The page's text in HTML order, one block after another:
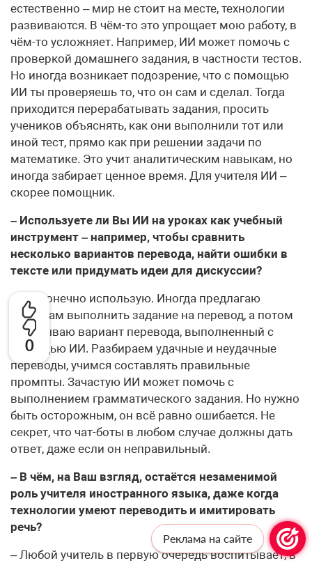
0
естественно – мир не стоит на месте, технологии
развиваются. В чём-то это упрощает мою работу, в
чём-то усложняет. Например, ИИ может помочь с
проверкой домашнего задания, в частности тестов.
Но иногда возникает подозрение, что с помощью
ИИ ты проверяешь то, что он сам и сделал. Тогда
приходится перерабатывать задания, просить
учеников объяснять, как они выполнили тот или
иной тест, прямо как при решении задачи по
математике. Это учит аналитическим навыкам, но
иногда забирает ценное время. Для учителя ИИ –
скорее помощник.
– Используете ли Вы ИИ на уроках как учебный
инструмент – например, чтобы сравнить
несколько вариантов перевода, найти ошибки в
тексте или придумать идеи для дискуссии?
– Да, конечно использую. Иногда предлагаю
ученикам выполнить задание на перевод, а потом
показываю вариант перевода, выполненный с
помощью ИИ. Разбираем удачные и неудачные
переводы, учимся составлять правильные
промпты. Зачастую ИИ может помочь с
выполнением грамматического задания. Но нужно
быть осторожным, он всё равно ошибается. Не
секрет, что чат-боты в любом случае должны дать
ответ, даже если он неправильный.
– В чём, на Ваш взгляд, остаётся незаменимой
роль учителя иностранного языка, даже когда
технологии умеют переводить и имитировать
речь?
– Любой учитель в первую очередь воспитывает, в
Реклама на сайте